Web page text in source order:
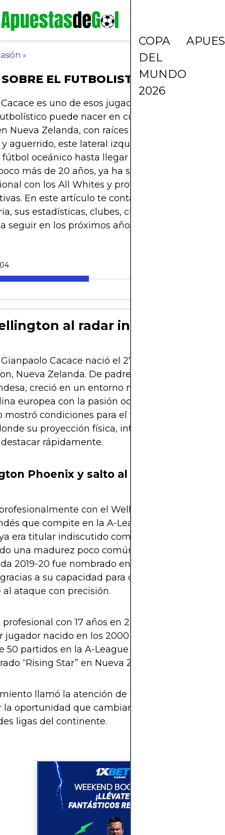
COPA
DEL
MUNDO
2026
»
EL FUTBOLISTA LIBERATO
es uno de esos jugadores que
puede nacer en cualquier rincón del
Nueva Zelanda, con raíces italianas y un estilo
aguerrido, este lateral izquierdo ha dado pasos
oceánico hasta llegar a la Serie A italiana.
más de 20 años, ya ha sido campeón en su
con los All Whites y protagonista en ligas
En este artículo te contamos todo sobre su
sus estadísticas, clubes, curiosidades y por
seguir en los próximos años.
al radar internacional
Cacace nació el 27 de septiembre de
Nueva Zelanda. De padre italiano y madre
creció en un entorno multicultural que
europea con la pasión oceánica por el
mostró condiciones para el fútbol y se unió a
su proyección física, intensidad y calidad
rápidamente.
Phoenix y salto al profesionalismo
con el Wellington Phoenix, el
que compite en la A-League australiana.
era titular indiscutido como lateral izquierdo,
una madurez poco común para su edad. En la
2019-20 fue nombrado en el Equipo del Año
a su capacidad para defender con solidez
al ataque con precisión.
con 17 años en 2017.
jugador nacido en los 2000 en jugar para el
50 partidos en la A-League antes de los 20 años.
“Rising Star” en Nueva Zelanda en 2019.
llamó la atención de equipos europeos, y
la oportunidad que cambiaría su vida: jugar en
ligas del continente.